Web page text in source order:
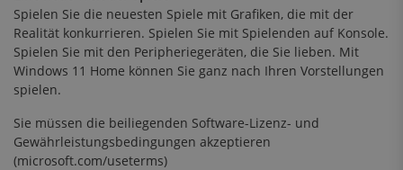
Spielen Sie die neuesten Spiele mit Grafiken, die mit der
Realität konkurrieren. Spielen Sie mit Spielenden auf Konsole.
Spielen Sie mit den Peripheriegeräten, die Sie lieben. Mit
Windows 11 Home können Sie ganz nach Ihren Vorstellungen
spielen.
Sie müssen die beiliegenden Software-Lizenz- und
Gewährleistungsbedingungen akzeptieren
(microsoft.com/useterms)